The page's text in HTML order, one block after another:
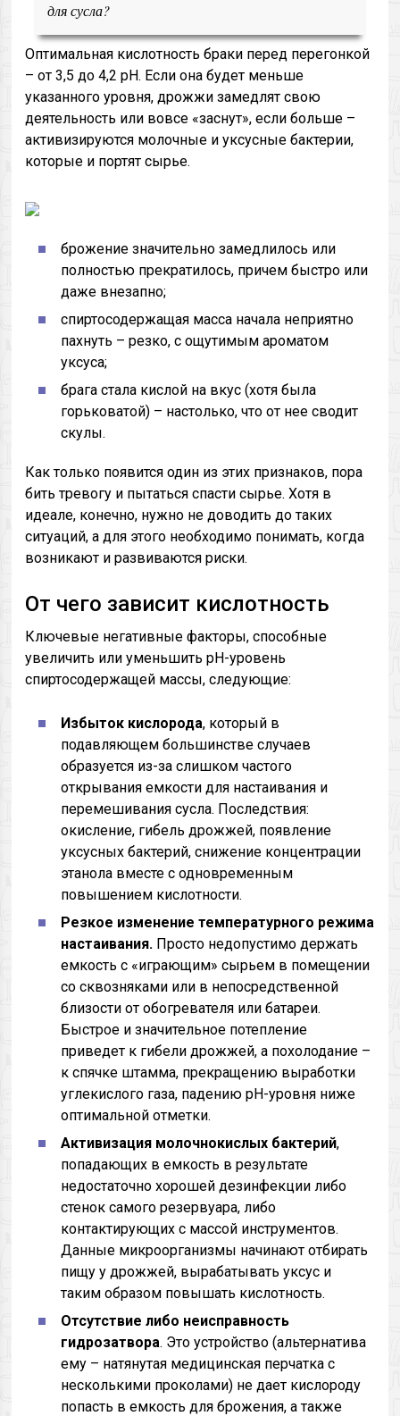
для сусла?
Оптимальная кислотность браки перед перегонкой
– от 3,5 до 4,2 pH. Если она будет меньше
указанного уровня, дрожжи замедлят свою
деятельность или вовсе «заснут», если больше –
активизируются молочные и уксусные бактерии,
которые и портят сырье.
брожение значительно замедлилось или
полностью прекратилось, причем быстро или
даже внезапно;
спиртосодержащая масса начала неприятно
пахнуть – резко, с ощутимым ароматом
уксуса;
брага стала кислой на вкус (хотя была
горьковатой) – настолько, что от нее сводит
скулы.
Как только появится один из этих признаков, пора
бить тревогу и пытаться спасти сырье. Хотя в
идеале, конечно, нужно не доводить до таких
ситуаций, а для этого необходимо понимать, когда
возникают и развиваются риски.
От чего зависит кислотность
Ключевые негативные факторы, способные
увеличить или уменьшить pH-уровень
спиртосодержащей массы, следующие:
Избыток кислорода, который в
подавляющем большинстве случаев
образуется из-за слишком частого
открывания емкости для настаивания и
перемешивания сусла. Последствия:
окисление, гибель дрожжей, появление
уксусных бактерий, снижение концентрации
этанола вместе с одновременным
повышением кислотности.
Резкое изменение температурного режима
настаивания. Просто недопустимо держать
емкость с «играющим» сырьем в помещении
со сквозняками или в непосредственной
близости от обогревателя или батареи.
Быстрое и значительное потепление
приведет к гибели дрожжей, а похолодание –
к спячке штамма, прекращению выработки
углекислого газа, падению pH-уровня ниже
оптимальной отметки.
Активизация молочнокислых бактерий,
попадающих в емкость в результате
недостаточно хорошей дезинфекции либо
стенок самого резервуара, либо
контактирующих с массой инструментов.
Данные микроорганизмы начинают отбирать
пищу у дрожжей, вырабатывать уксус и
таким образом повышать кислотность.
Отсутствие либо неисправность
гидрозатвора. Это устройство (альтернатива
ему – натянутая медицинская перчатка с
несколькими проколами) не дает кислороду
попасть в емкость для брожения, а также